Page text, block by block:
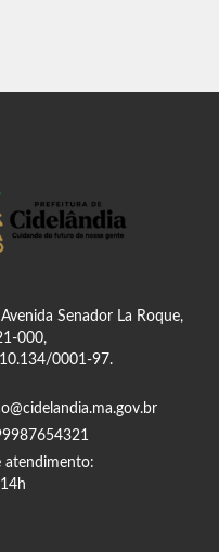
Senador La Roque,
000,
0001-97.
atendimento: